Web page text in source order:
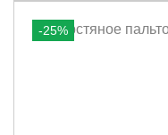
-25%